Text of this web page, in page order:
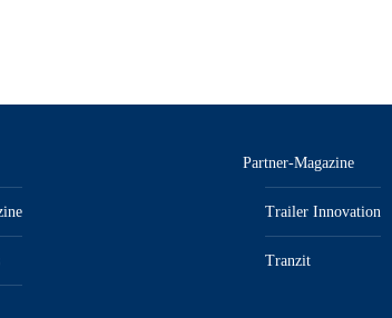
Partner-Magazine
Trailer Innovation
Tranzit